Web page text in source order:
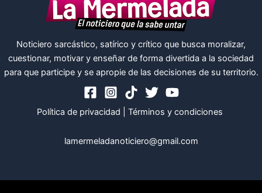
Noticiero sarcástico, satírico y crítico que busca moralizar,
cuestionar, motivar y enseñar de forma divertida a la sociedad
para que participe y se apropie de las decisiones de su territorio.
Política de privacidad Términos y condiciones
lamermeladanoticiero@gmail.com